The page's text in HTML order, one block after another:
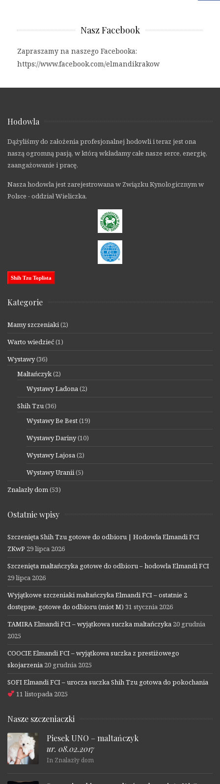
Nasz Facebook
Zapraszamy na naszego Facebooka:
https://www.facebook.com/elmandikrakow
Hodowla
Dążyliśmy do założenia profesjonalnej hodowli i teraz jest ona
naszą ogromną pasją, w którą wkładamy całe nasze serce, energię,
zaangażowanie i pracę.
Nasza hodowla jest zarejestrowana w Związku Kynologicznym w
Polsce - oddział Wieliczka.
Shih Tzu Toplista
Kategorie
Mamy szczeniaki(2)
Warto wiedzieć(1)
Wystawy(36)
Maltańczyk(2)
Wystawy Ladona(2)
Shih Tzu(36)
Wystawy Be Best(19)
Wystawy Dariny(10)
Wystawy Lajosa(2)
Wystawy Uranii(5)
Znalazły dom(53)
Ostatnie wpisy
Szczenięta Shih Tzu gotowe do odbioru | Hodowla Elmandi FCI
ZKwP 29 lipca 2026
Szczenięta maltańczyka gotowe do odbioru – hodowla Elmandi FCI
29 lipca 2026
Wyjątkowe szczeniaki maltańczyka Elmandi FCI – ostatnie 2
dostępne, gotowe do odbioru (miot M) 31 stycznia 2026
TAMIRA Elmandi FCI – wyjątkowa suczka maltańczyka 20 grudnia
2025
COOCIE Elmandi FCI – wyjątkowa suczka z prestiżowego
skojarzenia 20 grudnia 2025
SOFI Elmandi FCI – urocza suczka Shih Tzu gotowa do pokochania
11 listopada 2025
Nasze szczeniaczki
Piesek UNO – maltańczyk
ur. 08.02.2017
In Znalazły dom